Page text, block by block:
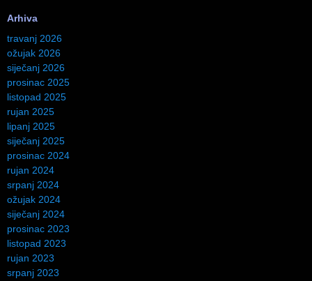
Arhiva
travanj 2026
ožujak 2026
siječanj 2026
prosinac 2025
listopad 2025
rujan 2025
lipanj 2025
siječanj 2025
prosinac 2024
rujan 2024
srpanj 2024
ožujak 2024
siječanj 2024
prosinac 2023
listopad 2023
rujan 2023
srpanj 2023